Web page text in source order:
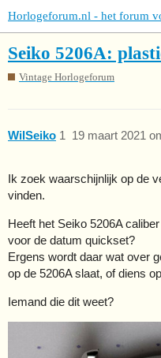
Horlogeforum.nl - het forum
Seiko 5206A:
Vintage Horlogeforum
WilSeiko 19 maart 2021
1
Ik zoek waarschijnlijk op de
vinden.
Heeft het Seiko 5206A
voor de datum quickset?
Ergens wordt daar wat over
op de 5206A slaat, of diens
Iemand die dit weet?